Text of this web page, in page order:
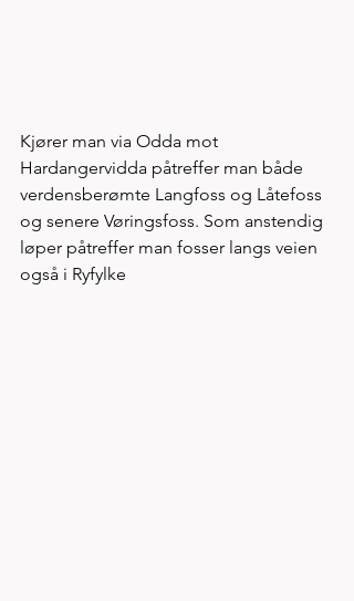
Kjører man via Odda mot
Hardangervidda påtreffer man både
verdensberømte Langfoss og Låtefoss
og senere Vøringsfoss. Som anstendig
løper påtreffer man fosser langs veien
også i Ryfylke